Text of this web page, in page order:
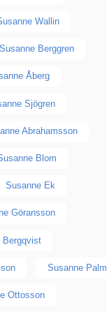
Wallin
Susanne Berggren
Åberg
Sjögren
Abrahamsson
Blom
Susanne Ek
Göransson
Bergqvist
Susanne Palm
Ottosson